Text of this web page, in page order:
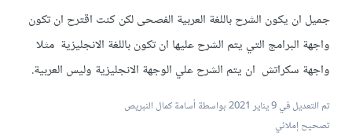
جميل ان يكون الشرح باللغة العربية الفصحى لكن كنت اقترح ان تكون
واجهة البرامج التي يتم الشرح عليها ان تكون باللغة الانجليزية مثلا
واجهة سكراتش ان يتم الشرح علي الوجهة الانجليزية وليس العربية.
تم التعديل في9 يناير 2021
بواسطة أسامة كمال النبريص
تصحيح إملائي